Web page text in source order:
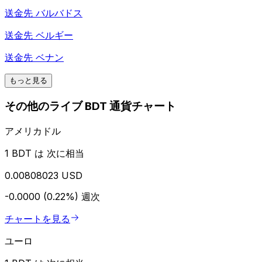
送金先 バルバドス
送金先 ベルギー
送金先 ベナン
もっと見る
その他のライブ BDT 通貨チャート
アメリカドル
1 BDT は 次に相当
0.00808023 USD
-0.0000 (0.22%) 週次
チャートを見る
ユーロ